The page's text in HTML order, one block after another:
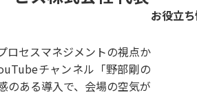
ロセスマネジメントの視点か
チャンネル「野部剛の
のある導入で、会場の空気が
お役立